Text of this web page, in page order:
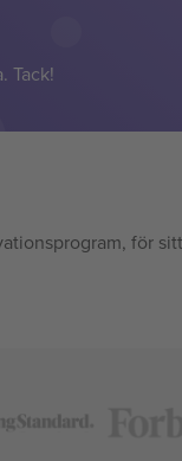
Tack!
för